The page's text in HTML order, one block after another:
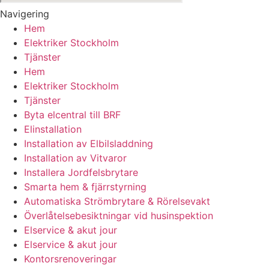
Navigering
Hem
Elektriker Stockholm
Tjänster
Hem
Elektriker Stockholm
Tjänster
Byta elcentral till BRF
Elinstallation
Installation av Elbilsladdning
Installation av Vitvaror
Installera Jordfelsbrytare
Smarta hem & fjärrstyrning
Automatiska Strömbrytare & Rörelsevakt
Överlåtelsebesiktningar vid husinspektion
Elservice & akut jour
Elservice & akut jour
Kontorsrenoveringar